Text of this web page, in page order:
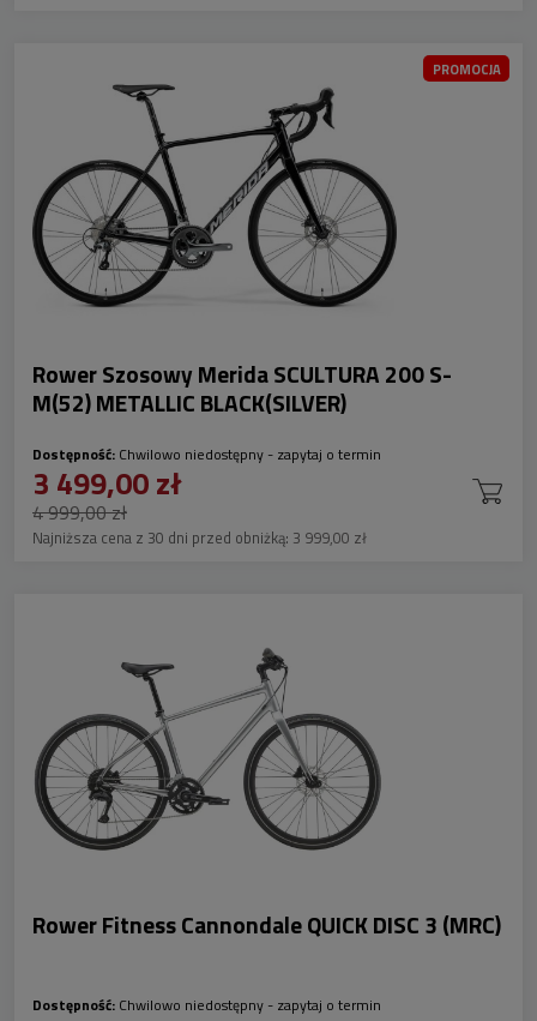
Rower Szosowy Merida SCULTURA 200 S-
M(52) METALLIC BLACK(SILVER)
Dostępność: Chwilowo niedostępny - zapytaj o termin
3 499,00 zł
4 999,00 zł
Najniższa cena z 30 dni przed obniżką: 3 999,00 zł
PROMOCJA
Rower Fitness Cannondale QUICK DISC 3 (MRC)
Dostępność: Chwilowo niedostępny - zapytaj o termin